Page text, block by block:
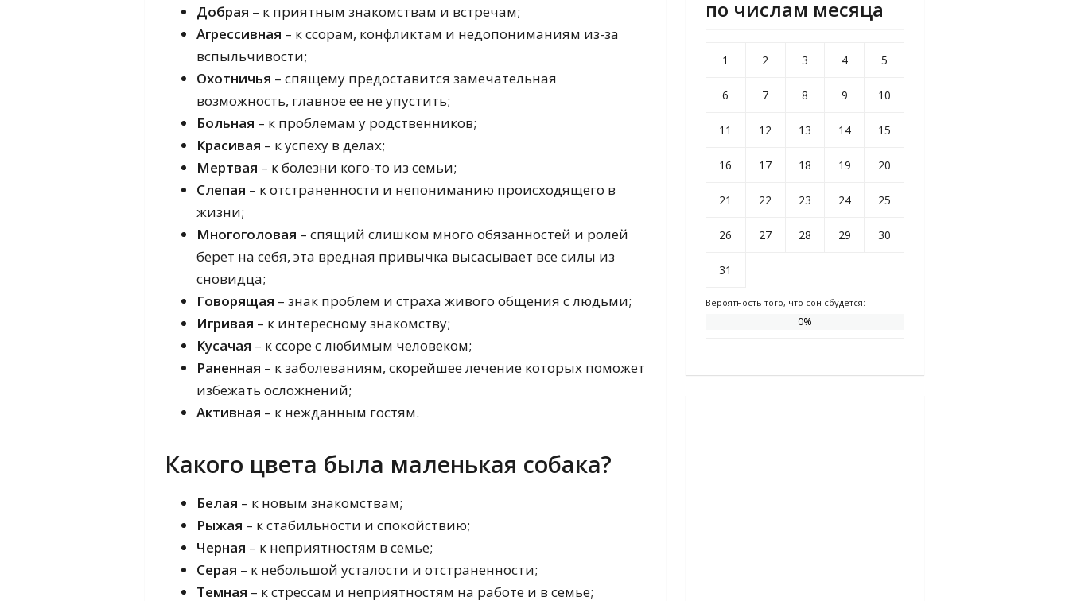
Добрая – к приятным знакомствам и встречам;
Агрессивная – к ссорам, конфликтам и недопониманиям из-за
вспыльчивости;
Охотничья – спящему предоставится замечательная
возможность, главное ее не упустить;
Больная – к проблемам у родственников;
Красивая – к успеху в делах;
Мертвая – к болезни кого-то из семьи;
Слепая – к отстраненности и непониманию происходящего в
жизни;
Многоголовая – спящий слишком много обязанностей и ролей
берет на себя, эта вредная привычка высасывает все силы из
сновидца;
Говорящая – знак проблем и страха живого общения с людьми;
Игривая – к интересному знакомству;
Кусачая – к ссоре с любимым человеком;
Раненная – к заболеваниям, скорейшее лечение которых поможет
избежать осложнений;
Активная – к нежданным гостям.
Какого цвета была маленькая собака?
Белая – к новым знакомствам;
Рыжая – к стабильности и спокойствию;
Черная – к неприятностям в семье;
Серая – к небольшой усталости и отстраненности;
Темная – к стрессам и неприятностям на работе и в семье;
по числам месяца
1 2 3 4 5
6 7 8 9 10
11 12 13 14 15
16 17 18 19 20
21 22 23 24 25
26 27 28 29 30
31
Вероятность того, что сон сбудется:
0%